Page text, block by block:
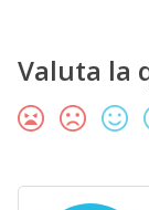
Valuta la